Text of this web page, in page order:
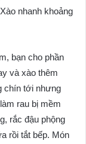
nhanh khoảng
bạn cho phần
và xào thêm
chín tới nhưng
rau bị mềm
rắc đậu phộng
rồi tắt bếp. Món